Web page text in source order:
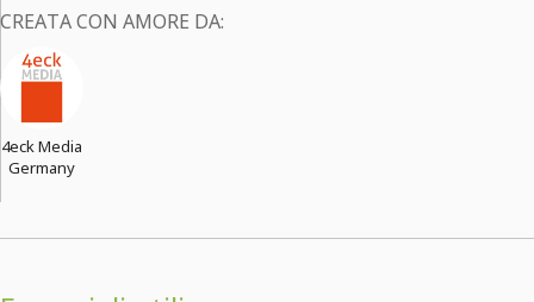
CREATA CON AMORE DA:
4eck Media
Germany